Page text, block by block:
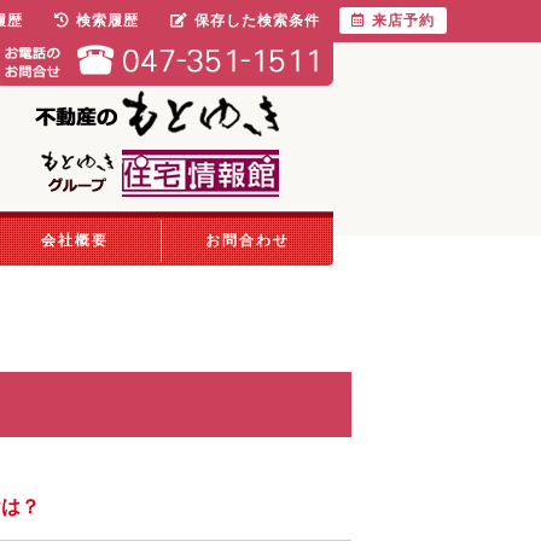
会社概要 お問合わせ
？
歴 検索履歴 保存した検索条件 来店予約